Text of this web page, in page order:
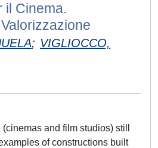
il Cinema.
; VIGLIOCCO,
and film studios) still
of constructions built